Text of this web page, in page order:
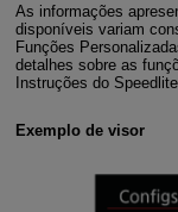
As informações
disponíveis variam
Funções
detalhes sobre as
Instruções do Speedlite.
Exemplo de visor